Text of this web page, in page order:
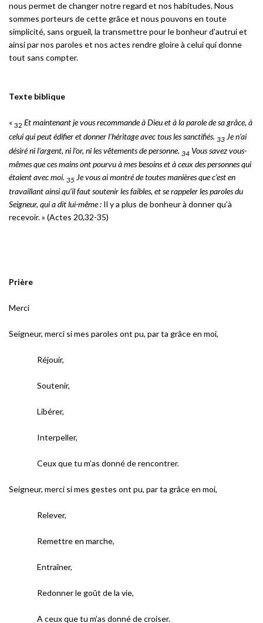
nous permet de changer notre regard et nos habitudes. Nous
sommes porteurs de cette grâce et nous pouvons en toute
simplicité, sans orgueil, la transmettre pour le bonheur d’autrui et
ainsi par nos paroles et nos actes rendre gloire à celui qui donne
tout sans compter.
Texte biblique
« 32 Et maintenant je vous recommande à Dieu et à la parole de sa grâce, à
celui qui peut édifier et donner l’héritage avec tous les sanctifiés. 33 Je n’ai
désiré ni l’argent, ni l’or, ni les vêtements de personne. 34 Vous savez vous-
mêmes que ces mains ont pourvu à mes besoins et à ceux des personnes qui
étaient avec moi. 35 Je vous ai montré de toutes manières que c’est en
travaillant ainsi qu’il faut soutenir les faibles, et se rappeler les paroles du
Seigneur, qui a dit lui-même : Il y a plus de bonheur à donner qu’à
recevoir. » (Actes 20,32-35)
Prière
Merci
Seigneur, merci si mes paroles ont pu, par ta grâce en moi,
Réjouir,
Soutenir,
Libérer,
Interpeller,
Ceux que tu m’as donné de rencontrer.
Seigneur, merci si mes gestes ont pu, par ta grâce en moi,
Relever,
Remettre en marche,
Entraîner,
Redonner le goût de la vie,
A ceux que tu m’as donné de croiser.